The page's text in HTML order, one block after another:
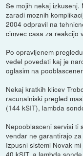
Se mojih nekaj
zaradi moznih
2004 odpravil na
cimvec casa za reakcijo
Po opravljenem
vedel povedati kaj je
oglasim na
Nekaj kratkih klicev
racunalniski pregled
(144 kSIT), lambda
Nepooblasceni servisi ti
vendar ne garantirajo
Izpusni sistemi Novak